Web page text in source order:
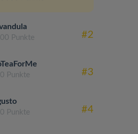
Punkte #2
Punkte #3
Punkte #4